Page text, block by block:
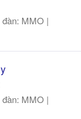
MMO |
MMO |